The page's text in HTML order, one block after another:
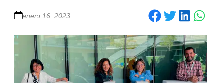
enero 16, 2023 Share on Facebook Share on Twitter Share on LinkedIn